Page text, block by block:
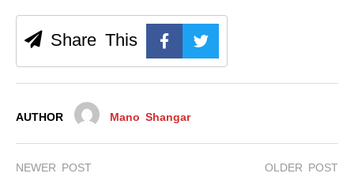
Share This
AUTHOR Mano Shangar
NEWER POST OLDER POST